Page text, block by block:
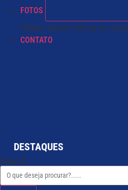
FOTOS
Please select listing to
CONTATO
DESTAQUES
Search